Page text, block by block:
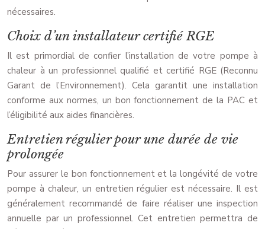
nécessaires.
Choix d’un installateur certifié RGE
Il est primordial de confier l’installation de votre pompe à
chaleur à un professionnel qualifié et certifié RGE (Reconnu
Garant de l’Environnement). Cela garantit une installation
conforme aux normes, un bon fonctionnement de la PAC et
l’éligibilité aux aides financières.
Entretien régulier pour une durée de vie
prolongée
Pour assurer le bon fonctionnement et la longévité de votre
pompe à chaleur, un entretien régulier est nécessaire. Il est
généralement recommandé de faire réaliser une inspection
annuelle par un professionnel. Cet entretien permettra de